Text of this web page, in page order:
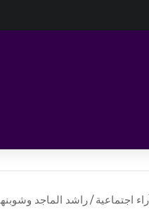
اجتماعية /راشد الماجد